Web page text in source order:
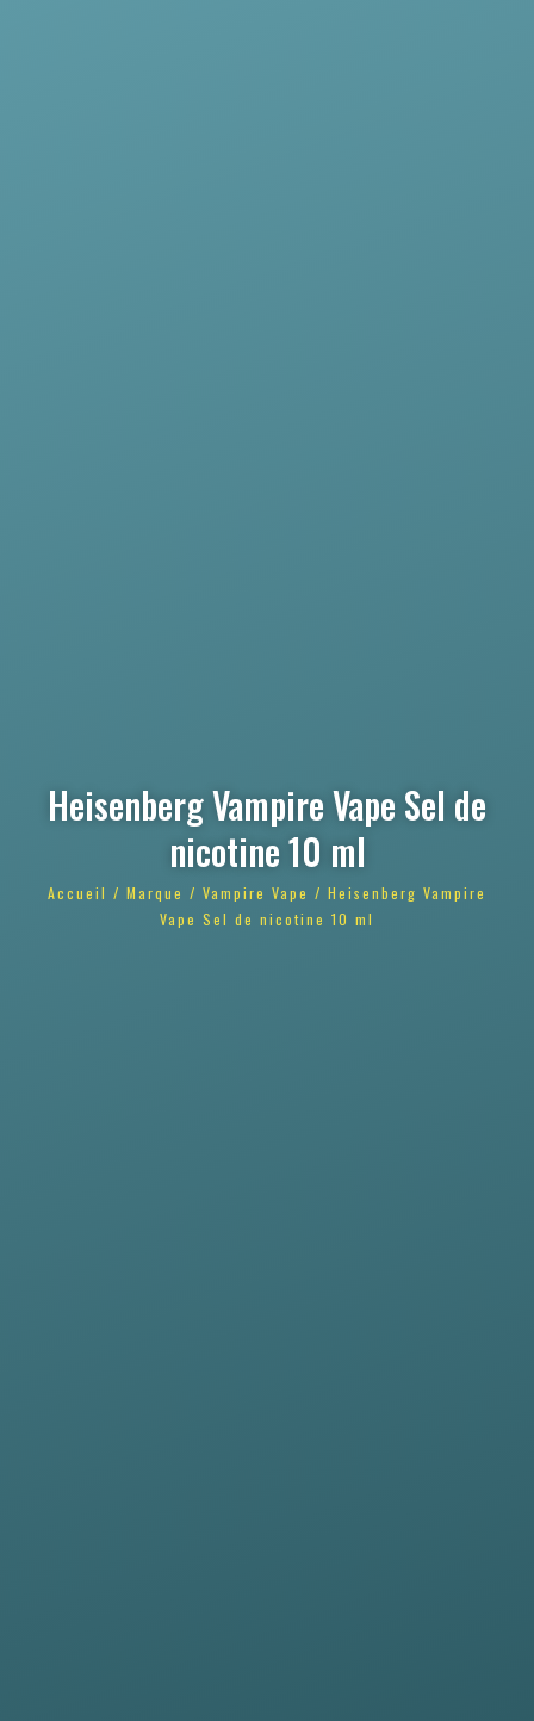
Heisenberg Vampire Vape Sel de
nicotine 10 ml
Accueil / Marque / Vampire Vape / Heisenberg Vampire
Vape Sel de nicotine 10 ml